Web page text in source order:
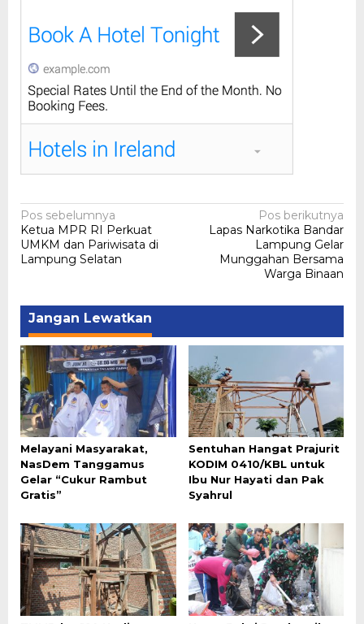
Navigasi
pos
Pos sebelumnya
Ketua MPR RI Perkuat
UMKM dan Pariwisata di
Lampung Selatan
Pos berikutnya
Lapas Narkotika Bandar
Lampung Gelar
Munggahan Bersama
Warga Binaan
Jangan Lewatkan
Melayani Masyarakat,
NasDem Tanggamus
Gelar “Cukur Rambut
Gratis”
Sentuhan Hangat Prajurit
KODIM 0410/KBL untuk
Ibu Nur Hayati dan Pak
Syahrul